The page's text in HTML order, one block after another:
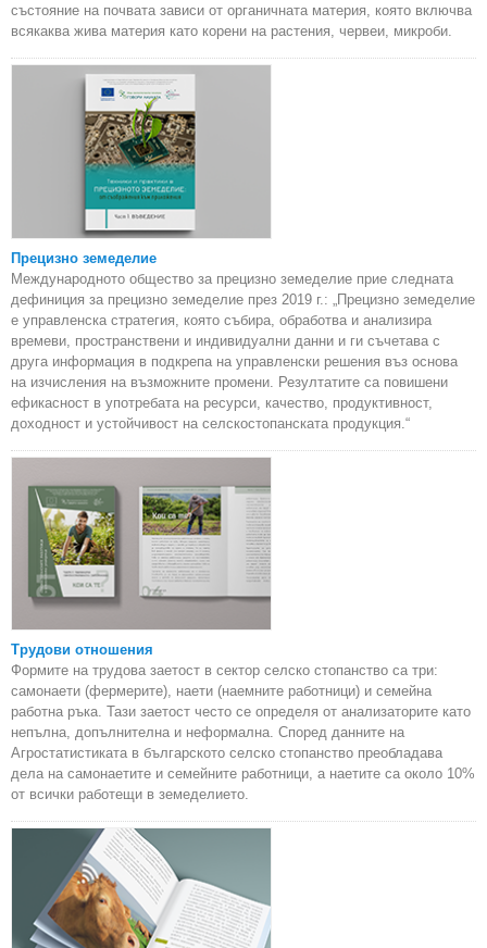
състояние на почвата зависи от органичната материя, която включва
всякаква жива материя като корени на растения, червеи, микроби.
Прецизно земеделие
Международното общество за прецизно земеделие прие следната
дефиниция за прецизно земеделие през 2019 г.: „Прецизно земеделие
е управленска стратегия, която събира, обработва и анализира
времеви, пространствени и индивидуални данни и ги съчетава с
друга информация в подкрепа на управленски решения въз основа
на изчисления на възможните промени. Резултатите са повишени
ефикасност в употребата на ресурси, качество, продуктивност,
доходност и устойчивост на селскостопанската продукция.“
Трудови отношения
Формите на трудова заетост в сектор селско стопанство са три:
самонаети (фермерите), наети (наемните работници) и семейна
работна ръка. Тази заетост често се определя от анализаторите като
непълна, допълнителна и неформална. Според данните на
Агростатистиката в българското селско стопанство преобладава
дела на самонаетите и семейните работници, а наетите са около 10%
от всички работещи в земеделието.